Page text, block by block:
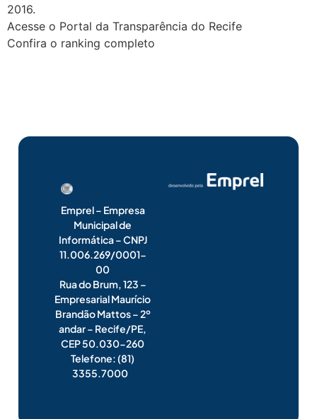
2016.
Acesse o Portal da Transparência do Recife
Confira o ranking completo
Emprel – Empresa
Municipal de
Informática – CNPJ
11.006.269/0001-
00
Rua do Brum, 123 –
Empresarial Maurício
Brandão Mattos – 2º
andar – Recife/PE,
CEP 50.030-260
Telefone: (81)
3355.7000